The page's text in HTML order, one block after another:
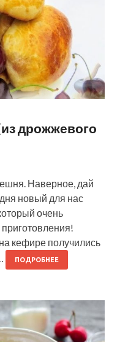
дрожжевого
Наверное, дай
новый для нас
очень
кефире получились
ПОДРОБНЕЕ